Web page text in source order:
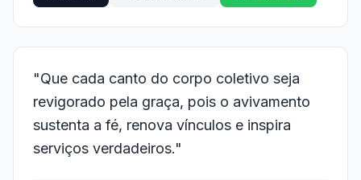
"Que cada canto do corpo coletivo seja
revigorado pela graça, pois o avivamento
sustenta a fé, renova vínculos e inspira
serviços verdadeiros."